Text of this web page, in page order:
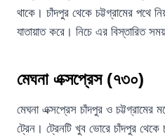
থাকে। চাঁদপুর থেকে চট্টগ্রামের পথে
যাতায়াত করে। নিচে এর বিস্তারিত
মেঘনা এক্সপ্রেস (৭৩০)
মেঘনা এক্সপ্রেস চাঁদপুর ও চট্টগ্রামের
ট্রেন। ট্রেনটি খুব ভোরে চাঁদপুর থেকে